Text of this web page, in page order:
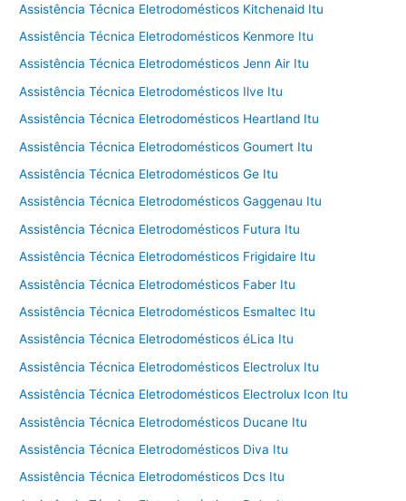
Assistência Técnica Eletrodomésticos Kitchenaid Itu
Assistência Técnica Eletrodomésticos Kenmore Itu
Assistência Técnica Eletrodomésticos Jenn Air Itu
Assistência Técnica Eletrodomésticos Ilve Itu
Assistência Técnica Eletrodomésticos Heartland Itu
Assistência Técnica Eletrodomésticos Goumert Itu
Assistência Técnica Eletrodomésticos Ge Itu
Assistência Técnica Eletrodomésticos Gaggenau Itu
Assistência Técnica Eletrodomésticos Futura Itu
Assistência Técnica Eletrodomésticos Frigidaire Itu
Assistência Técnica Eletrodomésticos Faber Itu
Assistência Técnica Eletrodomésticos Esmaltec Itu
Assistência Técnica Eletrodomésticos éLica Itu
Assistência Técnica Eletrodomésticos Electrolux Itu
Assistência Técnica Eletrodomésticos Electrolux Icon Itu
Assistência Técnica Eletrodomésticos Ducane Itu
Assistência Técnica Eletrodomésticos Diva Itu
Assistência Técnica Eletrodomésticos Dcs Itu